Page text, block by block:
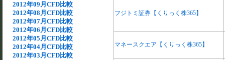
2012年09月CFD比較
2012年08月CFD比較
2012年07月CFD比較
2012年06月CFD比較
2012年05月CFD比較
2012年04月CFD比較
2012年03月CFD比較
フジトミ証券【くりっく株365】
マネースクエア【くりっく株365】